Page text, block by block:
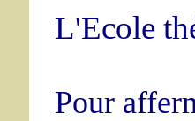
L'Ecole
Pour